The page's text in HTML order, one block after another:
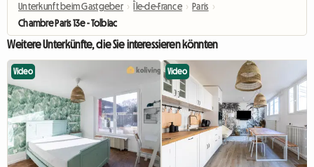
Unterkunft beim Gastgeber › Île-de-France › Paris ›
Chambre Paris 13e - Tolbiac
Weitere Unterkünfte, die Sie interessieren könnten
Video Video